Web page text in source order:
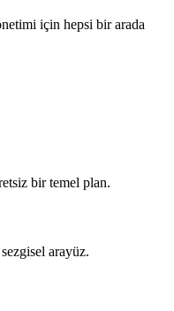
için hepsi bir arada
bir temel plan.
arayüz.